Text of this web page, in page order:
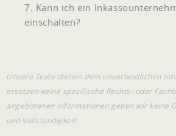
7. Kann ich ein
einschalten?
Unsere Texte dienen dem unverbindlichen
ersetzen keine spezifische Rechts- oder
angebotenen Informationen geben wir keine
und Vollständigkeit.